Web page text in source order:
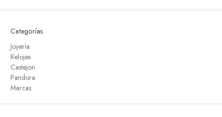
Categorías
Joyería
Relojes
Castejon
Pandora
Marcas